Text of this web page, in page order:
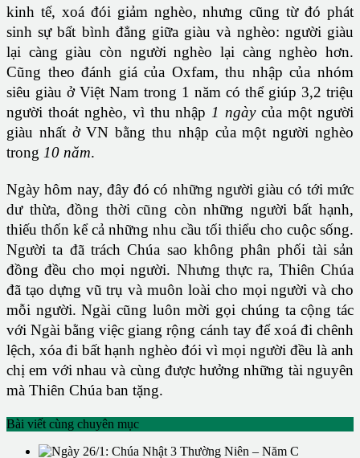
kinh tế, xoá đói giảm nghèo, nhưng cũng từ đó phát
sinh sự bất bình đẳng giữa giàu và nghèo: người giàu
lại càng giàu còn người nghèo lại càng nghèo hơn.
Cũng theo đánh giá của Oxfam, thu nhập của nhóm
siêu giàu ở Việt Nam trong 1 năm có thể giúp 3,2 triệu
người thoát nghèo, vì thu nhập1 ngàycủa một người
giàu nhất ở VN bằng thu nhập của một người nghèo
trong 10 năm.
Ngày hôm nay, đây đó có những người giàu có tới mức
dư thừa, đồng thời cũng còn những người bất hạnh,
thiếu thốn kể cả những nhu cầu tối thiểu cho cuộc sống.
Người ta đã trách Chúa sao không phân phối tài sản
đồng đều cho mọi người. Nhưng thực ra, Thiên Chúa
đã tạo dựng vũ trụ và muôn loài cho mọi người và cho
mỗi người. Ngài cũng luôn mời gọi chúng ta cộng tác
với Ngài bằng việc giang rộng cánh tay để xoá đi chênh
lệch, xóa đi bất hạnh nghèo đói vì mọi người đều là anh
chị em với nhau và cùng được hưởng những tài nguyên
mà Thiên Chúa ban tặng.
Bài viết cùng chuyên mục